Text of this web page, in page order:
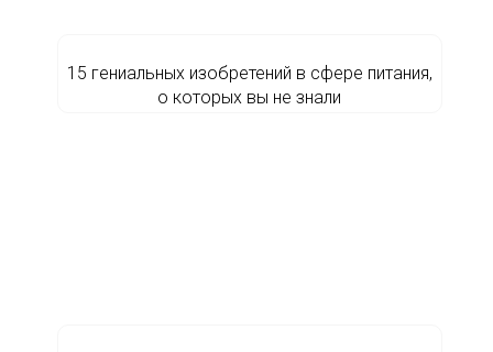
15 гениальных изобретений в сфере питания,
о которых вы не знали